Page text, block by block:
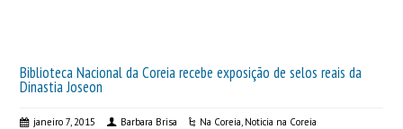
Biblioteca Nacional da Coreia recebe exposição de selos reais da
Dinastia Joseon
janeiro 7, 2015 Barbara Brisa Na Coreia, Noticia na Coreia